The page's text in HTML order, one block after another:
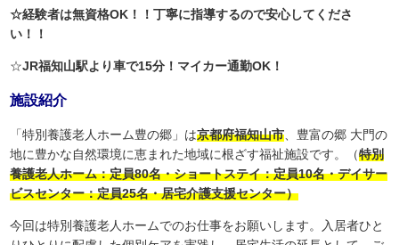
☆経験者は無資格OK！！丁寧に指導するので安心してくださ
い！！
☆JR福知山駅より車で15分！マイカー通勤OK！
施設紹介
「特別養護老人ホーム豊の郷」は京都府福知山市 、豊富の郷 大門の
地に豊かな自然環境に恵まれた地域に根ざす福祉施設です。（特別
養護老人ホーム：定員80名・ショートステイ：定員10名・デイサー
ビスセンター：定員25名・居宅介護支援センター）
今回は特別養護老人ホームでのお仕事をお願いします。入居者ひと